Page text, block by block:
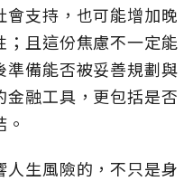
支持，也可能增加晚
且這份焦慮不一定能
備能否被妥善規劃與
融工具，更包括是否
生風險的，不只是身